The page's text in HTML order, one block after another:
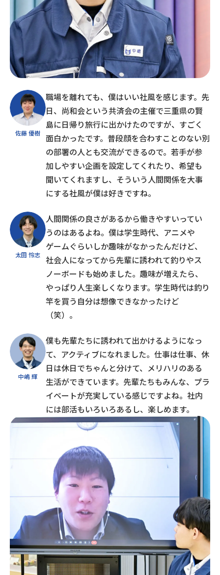
佐藤 優樹
職場を離れても、僕はいい社風を感じます。先
日、尚和会という共済会の主催で三重県の賢
島に日帰り旅行に出かけたのですが、すごく
面白かったです。普段顔を合わすことのない別
の部署の人とも交流ができるので。若手が参
加しやすい企画を設定してくれたり、希望も
聞いてくれますし、そういう人間関係を大事
にする社風が僕は好きですね。
太田 怜志
人間関係の良さがあるから働きやすいってい
うのはあるよね。僕は学生時代、アニメや
ゲームぐらいしか趣味がなかったんだけど、
社会人になってから先輩に誘われて釣りやス
ノーボードも始めました。趣味が増えたら、
やっぱり人生楽しくなります。学生時代は釣り
竿を買う自分は想像できなかったけど
（笑）。
中嶋 輝
僕も先輩たちに誘われて出かけるようになっ
て、アクティブになれました。仕事は仕事、休
日は休日でちゃんと分けて、メリハリのある
生活ができています。先輩たちもみんな、プラ
イベートが充実している感じですよね。社内
には部活もいろいろあるし、楽しめます。